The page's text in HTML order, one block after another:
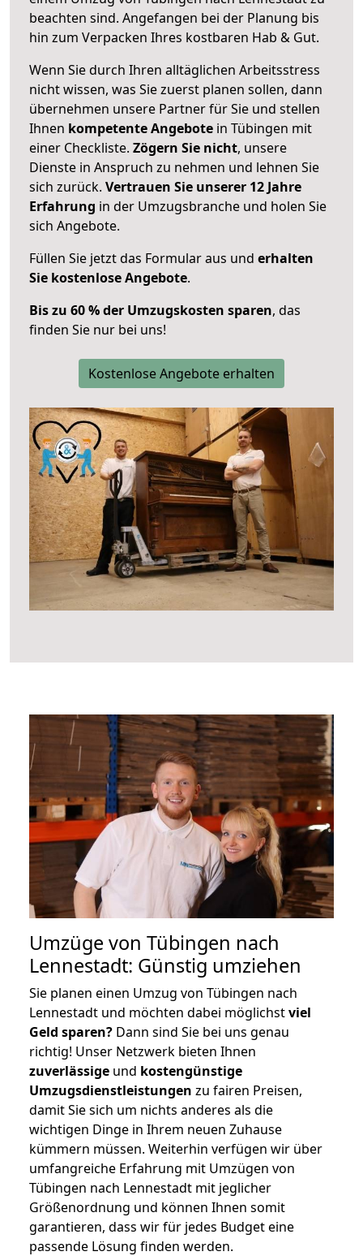
beachten sind. Angefangen bei der Planung bis
hin zum Verpacken Ihres kostbaren Hab & Gut.
Wenn Sie durch Ihren alltäglichen Arbeitsstress
nicht wissen, was Sie zuerst planen sollen, dann
übernehmen unsere Partner für Sie und stellen
Ihnen kompetente Angebote in Tübingen mit
einer Checkliste. Zögern Sie nicht, unsere
Dienste in Anspruch zu nehmen und lehnen Sie
sich zurück. Vertrauen Sie unserer 12 Jahre
Erfahrung in der Umzugsbranche und holen Sie
sich Angebote.
Füllen Sie jetzt das Formular aus und erhalten
Sie kostenlose Angebote.
Bis zu 60 % der Umzugskosten sparen, das
finden Sie nur bei uns!
Kostenlose Angebote erhalten
Umzüge von Tübingen nach
Lennestadt: Günstig umziehen
Sie planen einen Umzug von Tübingen nach
Lennestadt und möchten dabei möglichstviel
Geld sparen? Dann sind Sie bei uns genau
richtig! Unser Netzwerk bieten Ihnen
zuverlässige und kostengünstige
Umzugsdienstleistungen zu fairen Preisen,
damit Sie sich um nichts anderes als die
wichtigen Dinge in Ihrem neuen Zuhause
kümmern müssen. Weiterhin verfügen wir über
umfangreiche Erfahrung mit Umzügen von
Tübingen nach Lennestadt mit jeglicher
Größenordnung und können Ihnen somit
garantieren, dass wir für jedes Budget eine
passende Lösung finden werden.